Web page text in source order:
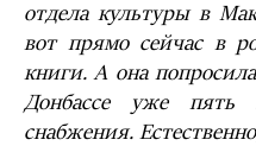
отдела культуры в
вот прямо сейчас в
книги. А она
Донбассе уже пять
снабжения.